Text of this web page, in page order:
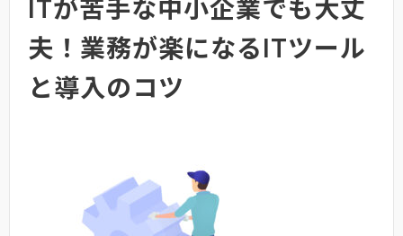
ITが苦手な中小企業でも大丈
夫！業務が楽になるITツール
と導入のコツ